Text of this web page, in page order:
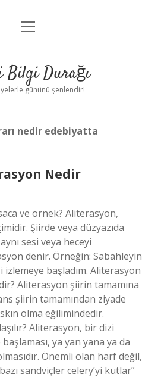
Anasayfa
Yasal Uyarı
menüyü
Bilgi Durağı
gününü şenlendir!
nedir edebiyatta
Nedir
ve örnek? Aliterasyon,
Şiirde veya düzyazıda
sesi veya heceyi
denir. Örneğin: Sabahleyin
başladım. Aliterasyon
Aliterasyon şiirin tamamına
şiirin tamamından ziyade
olma eğilimindedir.
Aliterasyon, bir dizi
ya yan yana ya da
Önemli olan harf değil,
sandviçler celery’yi kutlar”